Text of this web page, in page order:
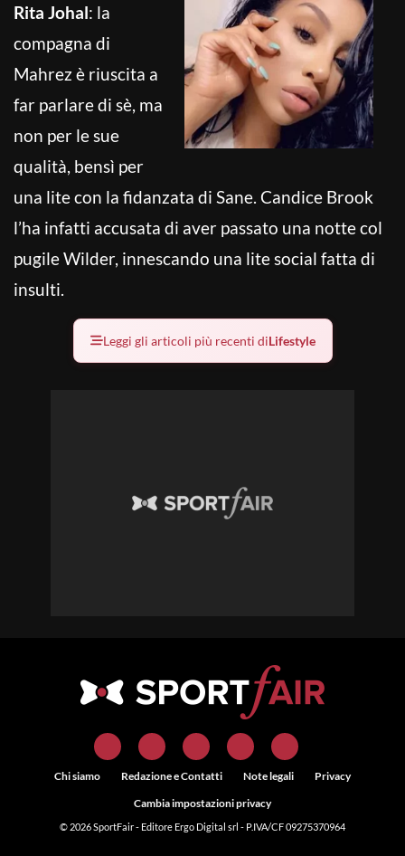
Rita Johal: la
compagna di
Mahrez è riuscita a
far parlare di sè, ma
non per le sue
qualità, bensì per
una lite con la fidanzata di Sane. Candice Brook
l’ha infatti accusata di aver passato una notte col
pugile Wilder, innescando una lite social fatta di
insulti.
Leggi gli articoli più recenti diLifestyle
Chi siamo Redazione e Contatti Note legali
Privacy
Cambia impostazioni privacy
© 2026SportFair- Editore Ergo Digital srl - P.IVA/CF 09275370964